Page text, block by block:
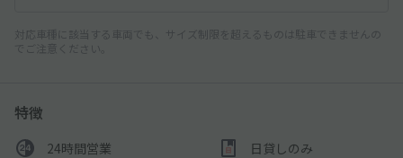
対応車種に該当する車両でも、サイズ制限を超えるものは駐車できませんの
でご注意ください。
特徴
24時間営業 日貸しのみ